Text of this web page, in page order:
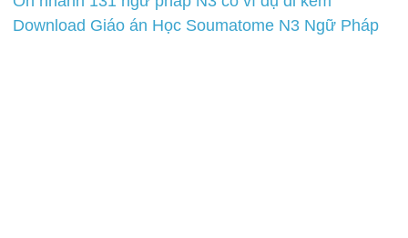
Download Giáo án Học Soumatome N3 Ngữ Pháp